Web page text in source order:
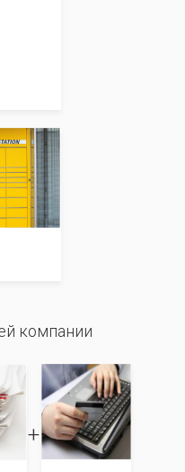
компании